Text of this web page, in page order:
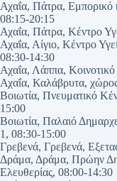
Αχαΐα, Πάτρα, Εμπορικό
08:15-20:15
Αχαΐα, Πάτρα, Κέντρο
Αχαΐα, Αίγιο, Κέντρο
08:30-14:30
Αχαΐα, Λάππα,
Αχαΐα, Καλάβρυτα,
Βοιωτία, Πνευματικό
15:00
Βοιωτία, Παλαιό
1, 08:30-15:00
Γρεβενά, Γρεβενά,
Δράμα, Δράμα, Πρώην
Ελευθερίας, 08:00-14:30